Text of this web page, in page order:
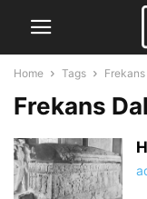
Home Tags Frekans
Frekans